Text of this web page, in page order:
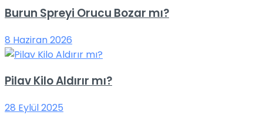
Burun Spreyi Orucu Bozar mı?
8 Haziran 2026
Pilav Kilo Aldırır mı?
28 Eylül 2025